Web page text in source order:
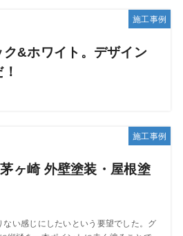
施工事例
&ホワイト。デザイン
！
施工事例
ヶ崎 外壁塗装・屋根塗
ない感じにしたいという要望でした。グ